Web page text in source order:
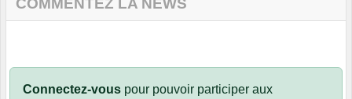
Connectez-vous pour pouvoir participer aux